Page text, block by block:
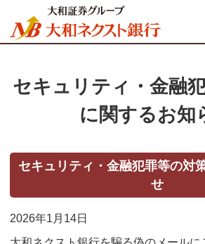
セキュリティ・金融
に関するお知
セキュリティ・金融犯罪等の対
せ
2026年1月14日